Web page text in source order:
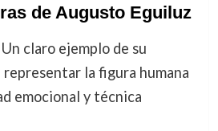
de Augusto Eguiluz
claro ejemplo de su
representar la figura humana
emocional y técnica